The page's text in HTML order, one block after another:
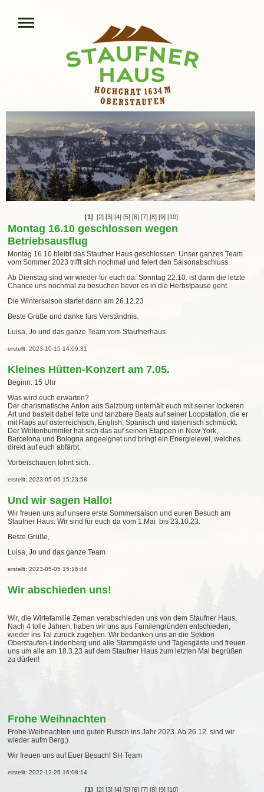
[1] [2] [3] [4] [5] [6] [7] [8] [9] [10]
Montag 16.10 geschlossen wegen
Betriebsausflug
Montag 16.10 bleibt das Staufner Haus geschlossen. Unser ganzes Team
vom Sommer 2023 trifft sich nochmal und feiert den Saisonabschluss.
Ab Dienstag sind wir wieder für euch da. Sonntag 22.10. ist dann die letzte
Chance uns nochmal zu besuchen bevor es in die Herbstpause geht.
Die Wintersaison startet dann am 26.12.23
Beste Grüße und danke fürs Verständnis.
Luisa, Jo und das ganze Team vom Staufnerhaus.
erstellt: 2023-10-15 14:09:31
Kleines Hütten-Konzert am 7.05.
Beginn: 15 Uhr
Was wird euch erwarten?
Der charismatische Anton aus Salzburg unterhält euch mit seiner lockeren
Art und bastelt dabei fette und tanzbare Beats auf seiner Loopstation, die er
mit Raps auf österreichisch, English, Spanisch und italienisch schmückt.
Der Weltenbummler hat sich das auf seinen Etappen in New York,
Barcelona und Bologna angeeignet und bringt ein Energielevel, welches
direkt auf euch abfärbt.
Vorbeischauen lohnt sich.
erstellt: 2023-05-05 15:23:58
Und wir sagen Hallo!
Wir freuen uns auf unsere erste Sommersaison und euren Besuch am
Staufner Haus. Wir sind für euch da vom 1.Mai bis 23.10.23.
Beste Grüße,
Luisa, Jo und das ganze Team
erstellt: 2023-05-05 15:16:44
Wir abschieden uns!
Wir, die Wirtefamilie Zeman verabschieden uns von dem Staufner Haus.
Nach 4 tolle Jahren, haben wir uns aus Familengründen entschieden,
wieder ins Tal zurück zugehen. Wir bedanken uns an die Sektion
Oberstaufen-Lindenberg und alle Stammgäste und Tagesgäste und freuen
uns um alle am 18.3.23 auf dem Staufner Haus zum letzten Mal begrüßen
zu dürfen!
Frohe Weihnachten
Frohe Weihnachten und guten Rutsch ins Jahr 2023. Ab 26.12. sind wir
wieder aufm Berg;).
Wir freuen uns auf Euer Besuch! SH Team
erstellt: 2022-12-26 16:08:14
[1] [2] [3] [4] [5] [6] [7] [8] [9] [10]